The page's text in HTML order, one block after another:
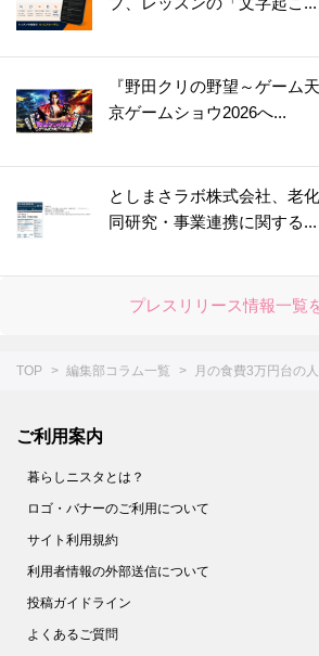
『野田クリの野望～ゲーム
京ゲームショウ2026へ...
としまさラボ株式会社、老
同研究・事業連携に関する...
プレスリリース情報一覧
TOP 編集部コラム一覧 月の食費3万円台の
ご利用案内
暮らしニスタとは？
ロゴ・バナーのご利用について
サイト利用規約
利用者情報の外部送信について
投稿ガイドライン
よくあるご質問